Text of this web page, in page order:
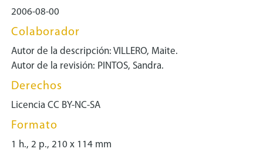
2006-08-00
Colaborador
Autor de la descripción: VILLERO, Maite.
Autor de la revisión: PINTOS, Sandra.
Derechos
Licencia CC BY-NC-SA
Formato
1 h., 2 p., 210 x 114 mm